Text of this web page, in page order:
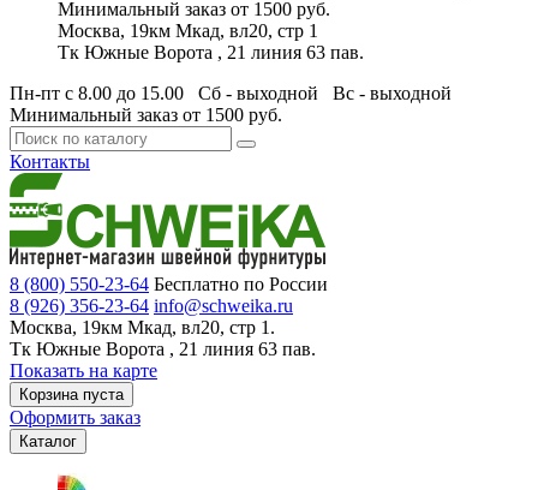
Минимальный заказ от 1500 руб.
Москва, 19км Мкад, вл20, стр 1
Тк Южные Ворота , 21 линия 63 пав.
Пн-пт с 8.00 до 15.00 Сб - выходной Вс - выходной
Минимальный заказ от 1500 руб.
Контакты
8 (800) 550-23-64 Бесплатно по России
8 (926) 356-23-64 info@schweika.ru
Москва, 19км Мкад, вл20, стр 1.
Тк Южные Ворота , 21 линия 63 пав.
Показать на карте
Корзина пуста
Оформить заказ
Каталог